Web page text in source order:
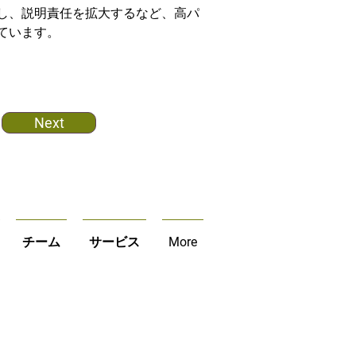
、説明責任を拡大するなど、高パ
ます。
Next
チーム サービス More